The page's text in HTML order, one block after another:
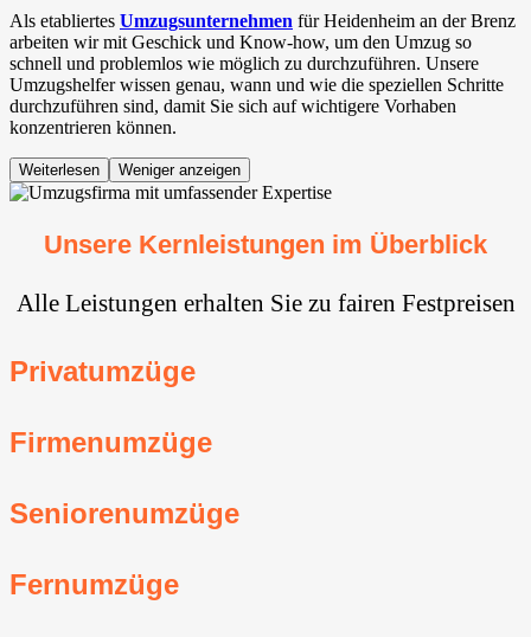
Als etabliertes Umzugsunternehmen für Heidenheim an der Brenz
arbeiten wir mit Geschick und Know-how, um den Umzug so
schnell und problemlos wie möglich zu durchzuführen. Unsere
Umzugshelfer wissen genau, wann und wie die speziellen Schritte
durchzuführen sind, damit Sie sich auf wichtigere Vorhaben
konzentrieren können.
Weiterlesen Weniger anzeigen
Unsere Kernleistungen im Überblick
Alle Leistungen erhalten Sie zu fairen Festpreisen
Privatumzüge
Firmenumzüge
Seniorenumzüge
Fernumzüge